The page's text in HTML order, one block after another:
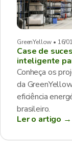
GreenYellow • 16/
Case de
inteligente
Conheça os
da
eficiência
brasileiro.
Ler o artigo →